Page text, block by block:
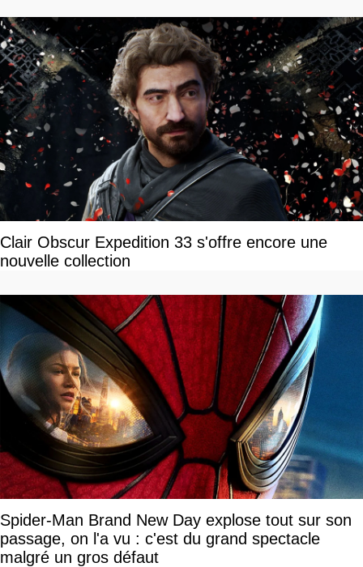
Clair Obscur Expedition 33 s'offre encore une
nouvelle collection
Spider-Man Brand New Day explose tout sur son
passage, on l'a vu : c'est du grand spectacle
malgré un gros défaut